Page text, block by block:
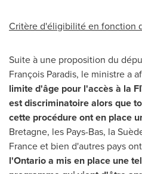
Critère d'éligibilité en fonction
Suite à une proposition du
François Paradis, le ministre a
limite d'âge pour l'accès à la
est discriminatoire alors que
cette procédure ont en place
Bretagne, les Pays-Bas, la
Franceet bien d'autres pays
l'Ontarioa mis en place une